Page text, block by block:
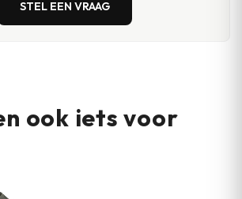
STEL EEN VRAAG
ook iets voor